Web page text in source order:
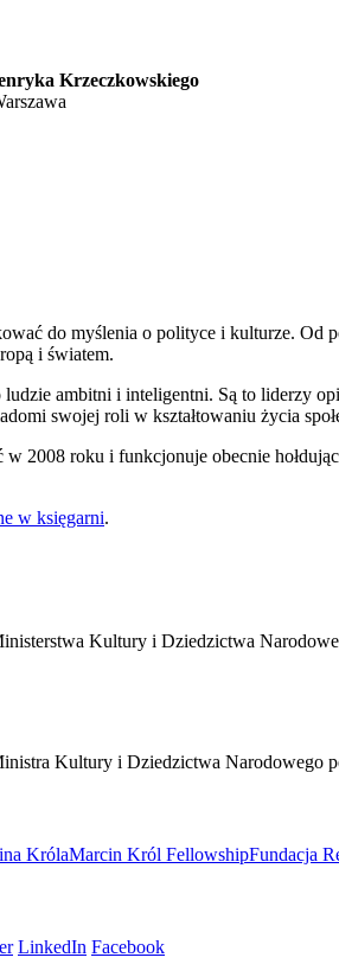
Krzeczkowskiego
do myślenia o polityce i kulturze. Od
i światem.
ambitni i inteligentni. Są to liderzy
swojej roli w kształtowaniu życia
w 2008 roku i funkcjonuje obecnie
w księgarni.
Kultury i Dziedzictwa
Kultury i Dziedzictwa Narodowego
KrólaMarcin Król FellowshipFundacja
LinkedIn Facebook